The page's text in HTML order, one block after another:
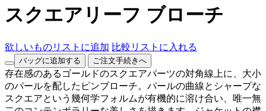
スクエアリーフ ブローチ
欲しいものリストに追加 比較リストに入れる
バッグに追加する ご注文手続きへ
存在感のあるゴールドのスクエアパーツの対角線上に、大小
のパールを配したピンブローチ。パールの曲線とシャープな
スクエアという幾何学フォルムが有機的に溶け合い、唯一無